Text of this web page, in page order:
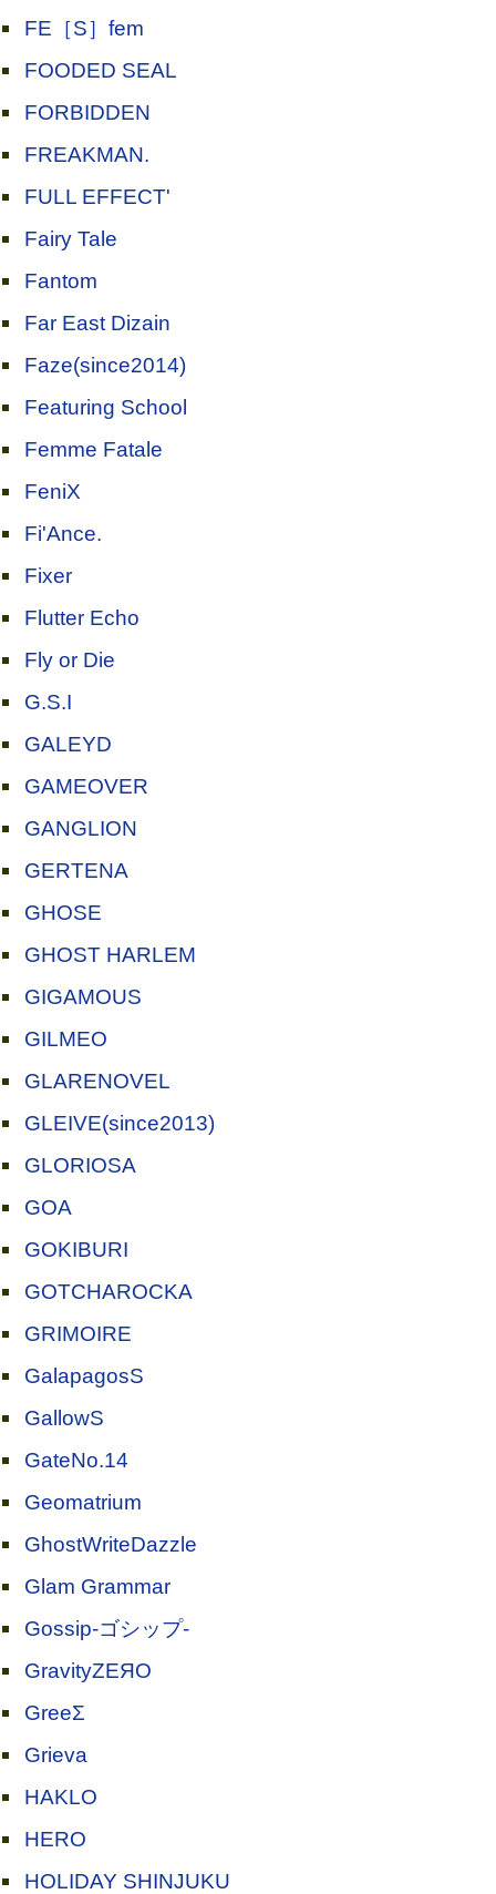
FE［S］fem
FOODED SEAL
FORBIDDEN
FREAKMAN.
FULL EFFECT'
Fairy Tale
Fantom
Far East Dizain
Faze(since2014)
Featuring School
Femme Fatale
FeniX
Fi'Ance.
Fixer
Flutter Echo
Fly or Die
G.S.I
GALEYD
GAMEOVER
GANGLION
GERTENA
GHOSE
GHOST HARLEM
GIGAMOUS
GILMEO
GLARENOVEL
GLEIVE(since2013)
GLORIOSA
GOA
GOKIBURI
GOTCHAROCKA
GRIMOIRE
GalapagosS
GallowS
GateNo.14
Geomatrium
GhostWriteDazzle
Glam Grammar
Gossip-ゴシップ-
GravityZEЯO
GreeΣ
Grieva
HAKLO
HERO
HOLIDAY SHINJUKU